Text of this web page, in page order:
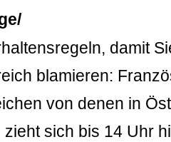
damit
blamieren:
von denen in
zieht sich bis 14 Uhr